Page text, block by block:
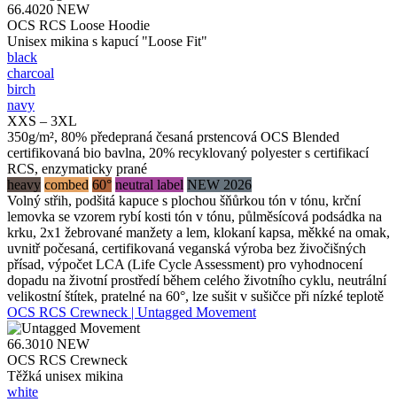
66.4020 NEW
OCS RCS Loose Hoodie
Unisex mikina s kapucí "Loose Fit"
black
charcoal
birch
navy
XXS – 3XL
350g/m², 80% předepraná česaná prstencová OCS Blended
certifikovaná bio bavlna, 20% recyklovaný polyester s certifikací
RCS, enzymaticky prané
heavy combed 60° neutral label NEW 2026
Volný střih, podšitá kapuce s plochou šňůrkou tón v tónu, krční
lemovka se vzorem rybí kosti tón v tónu, půlměsícová podsádka na
krku, 2x1 žebrované manžety a lem, klokaní kapsa, měkké na omak,
uvnitř počesaná, certifikovaná veganská výroba bez živočišných
přísad, výpočet LCA (Life Cycle Assessment) pro vyhodnocení
dopadu na životní prostředí během celého životního cyklu, neutrální
velikostní štítek, pratelné na 60°, lze sušit v sušičce při nízké teplotě
OCS RCS Crewneck | Untagged Movement
66.3010 NEW
OCS RCS Crewneck
Těžká unisex mikina
white